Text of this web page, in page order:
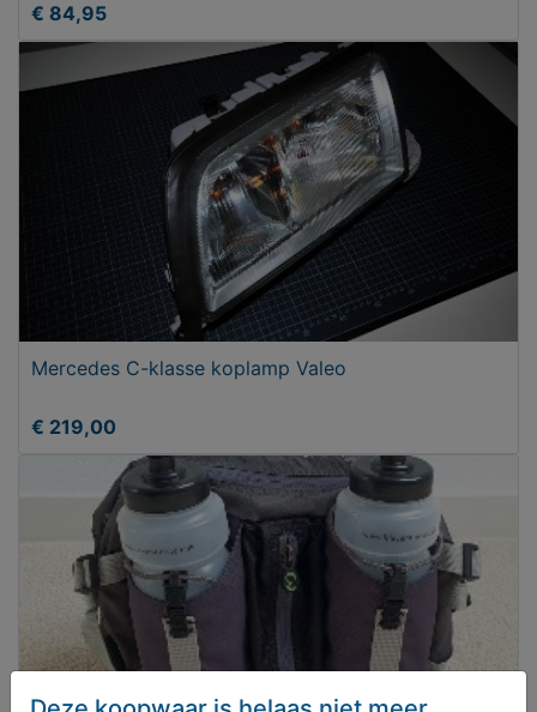
€ 84,95
Mercedes C-klasse koplamp Valeo
€ 219,00